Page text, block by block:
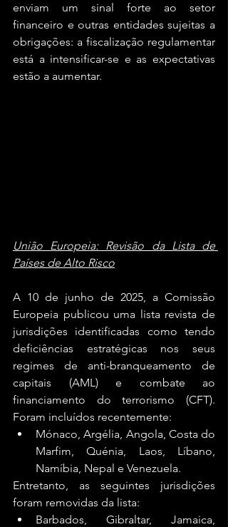
enviam um sinal forte ao setor
financeiro e outras entidades sujeitas a
obrigações: a fiscalização regulamentar
está a intensificar-se e as expectativas
estão a aumentar.
União Europeia: Revisão da Lista de
Países de Alto Risco
A 10 de junho de 2025, a Comissão
Europeia publicou uma lista revista de
jurisdições identificadas como tendo
deficiências estratégicas nos seus
regimes de anti-branqueamento de
capitais (AML) e combate ao
financiamento do terrorismo (CFT).
Foram incluídos recentemente:
Mónaco, Argélia, Angola, Costa do
Marfim, Quénia, Laos, Líbano,
Namíbia, Nepal e Venezuela.
Entretanto, as seguintes jurisdições
foram removidas da lista:
Barbados, Gibraltar, Jamaica,